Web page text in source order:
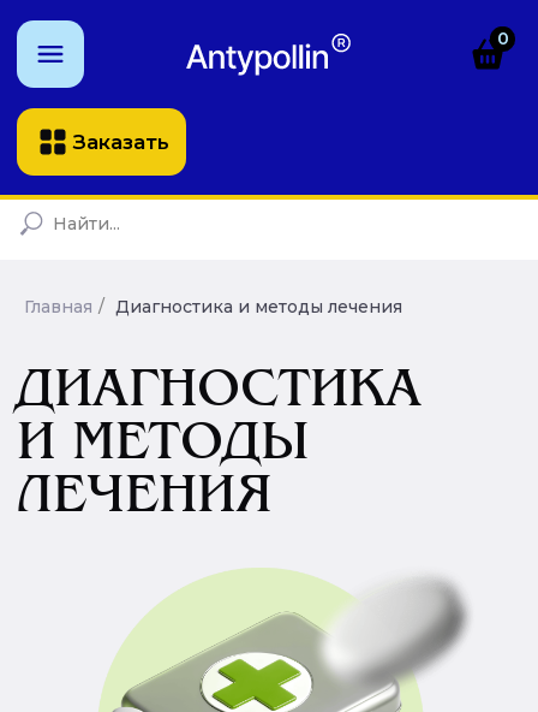
Главная / Диагностика и методы лечения
И МЕТОДЫ
ДИАГНОСТИКА АЛЛЕРГИИ